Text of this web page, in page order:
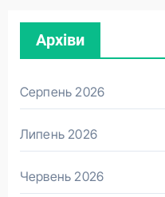
Архіви
Серпень 2026
Липень 2026
Червень 2026